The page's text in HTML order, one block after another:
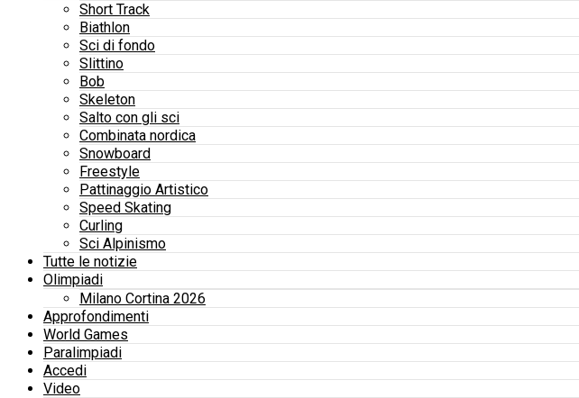
Short Track
Biathlon
Sci di fondo
Slittino
Bob
Skeleton
Salto con gli sci
Combinata nordica
Snowboard
Freestyle
Pattinaggio Artistico
Speed Skating
Curling
Sci Alpinismo
Tutte le notizie
Olimpiadi
Milano Cortina 2026
Approfondimenti
World Games
Paralimpiadi
Accedi
Video